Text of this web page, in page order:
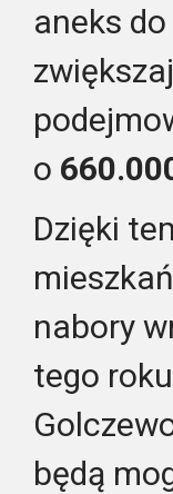
aneks
o
Dzięki
nabory
tego
będą